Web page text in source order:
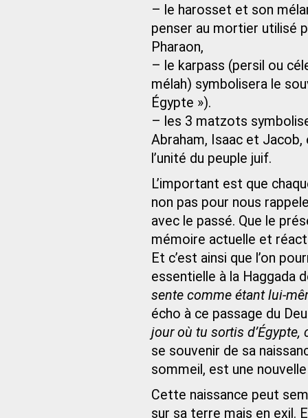
– le harosset et son
penser au mortier utilisé
Pharaon,
– le karpass (persil ou
mélah) symbolisera le
Égypte »).
– les 3 matzots
Abraham, Isaac et
l’unité du peuple juif.
L’important est que
non pas pour nous
avec le passé. Que le
mémoire actuelle et
Et c’est ainsi que l’on
essentielle à la Haggada
sente comme étant lui-
écho à ce passage du
jour où tu sortis d’Égypte,
se souvenir de sa
sommeil, est une
Cette naissance peut
sur sa terre mais en exil.